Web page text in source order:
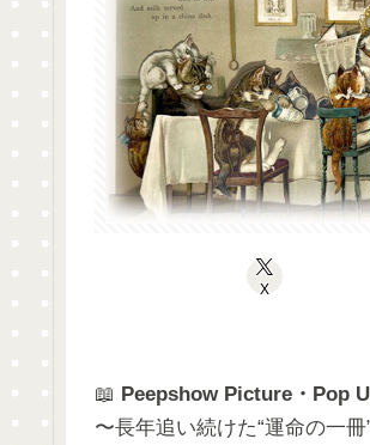
X
📖 Peepshow Picture・Pop
〜長年追い続けた“運命の一冊